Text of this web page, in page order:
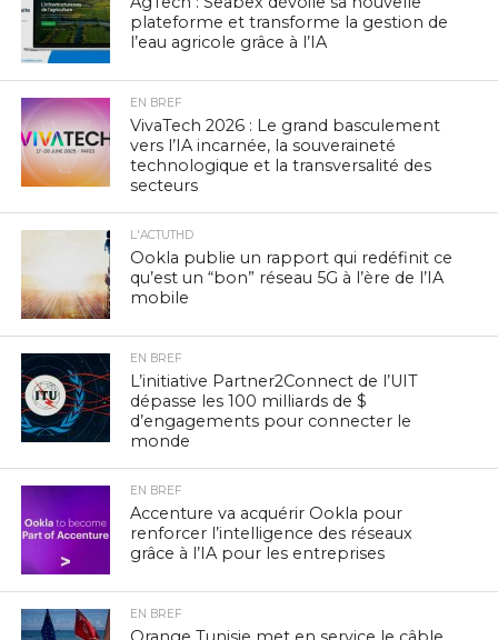
plateforme et transforme la gestion de
l’eau agricole grâce à l’IA
EN BREF
VivaTech 2026 : Le grand basculement
vers l’IA incarnée, la souveraineté
technologique et la transversalité des
secteurs
L'ACTUTHD
Ookla publie un rapport qui redéfinit ce
qu’est un “bon” réseau 5G à l’ère de l’IA
mobile
EN BREF
L’initiative Partner2Connect de l’UIT
dépasse les 100 milliards de $
d’engagements pour connecter le
monde
EN BREF
Accenture va acquérir Ookla pour
renforcer l’intelligence des réseaux
grâce à l’IA pour les entreprises
EN BREF